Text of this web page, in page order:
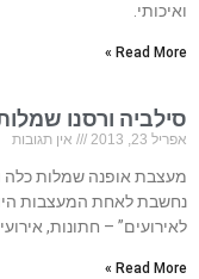
ואיכותי.
Read More »
סילביה ורסנו
אפריל 23, 2013 אין תגובות
מעצבת אופנה שמלות כלה
נחשבת לאחת המעצבות
לאירועים” – חתונות,
Read More »